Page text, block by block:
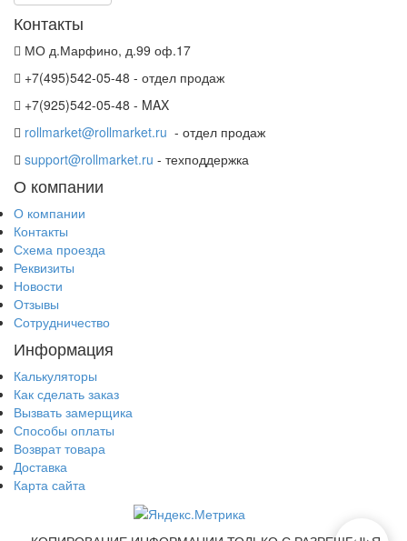
Контакты
МО д.Марфино, д.99 оф.17
+7(495)542-05-48 - отдел продаж
+7(925)542-05-48 - MAX
rollmarket@rollmarket.ru - отдел продаж
support@rollmarket.ru - техподдержка
О компании
О компании
Контакты
Схема проезда
Реквизиты
Новости
Отзывы
Сотрудничество
Информация
Калькуляторы
Как сделать заказ
Вызвать замерщика
Способы оплаты
Возврат товара
Доставка
Карта сайта